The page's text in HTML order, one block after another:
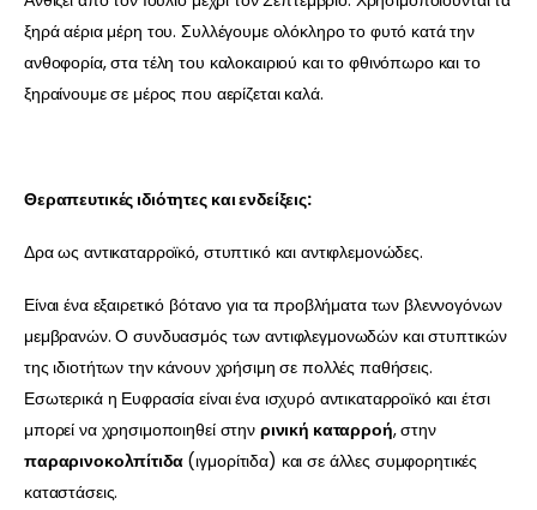
ξηρά αέρια μέρη του. Συλλέγουμε ολόκληρο το φυτό κατά την
ανθοφορία, στα τέλη του καλοκαιριού και το φθινόπωρο και το
ξηραίνουμε σε μέρος που αερίζεται καλά.
Θεραπευτικές ιδιότητες και ενδείξεις:
Δρα ως αντικαταρροϊκό, στυπτικό και αντιφλεμονώδες.
Είναι ένα εξαιρετικό βότανο για τα προβλήματα των βλεννογόνων
μεμβρανών. Ο συνδυασμός των αντιφλεγμονωδών και στυπτικών
της ιδιοτήτων την κάνουν χρήσιμη σε πολλές παθήσεις.
Εσωτερικά η Ευφρασία είναι ένα ισχυρό αντικαταρροϊκό και έτσι
μπορεί να χρησιμοποιηθεί στην ρινική καταρροή, στην
παραρινοκολπίτιδα(ιγμορίτιδα) και σε άλλες συμφορητικές
καταστάσεις.